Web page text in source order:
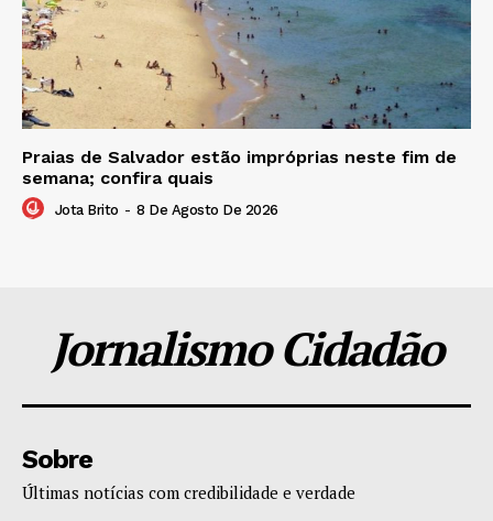
Praias de Salvador estão impróprias neste fim de
semana; confira quais
Jota Brito - 8 De Agosto De 2026
Jornalismo Cidadão
Sobre
Últimas notícias com credibilidade e verdade